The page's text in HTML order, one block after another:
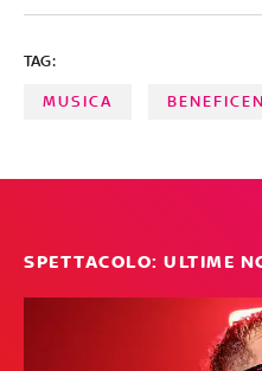
certezza e flirta nel suo
a pari merito. SELEZIONE E SCELTA DEI BRANI A CURA DI
TAG:
MUSICA
SPETTACOLO: ULTIME